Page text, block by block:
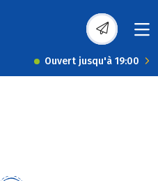
Ouvert jusqu'à 19:00